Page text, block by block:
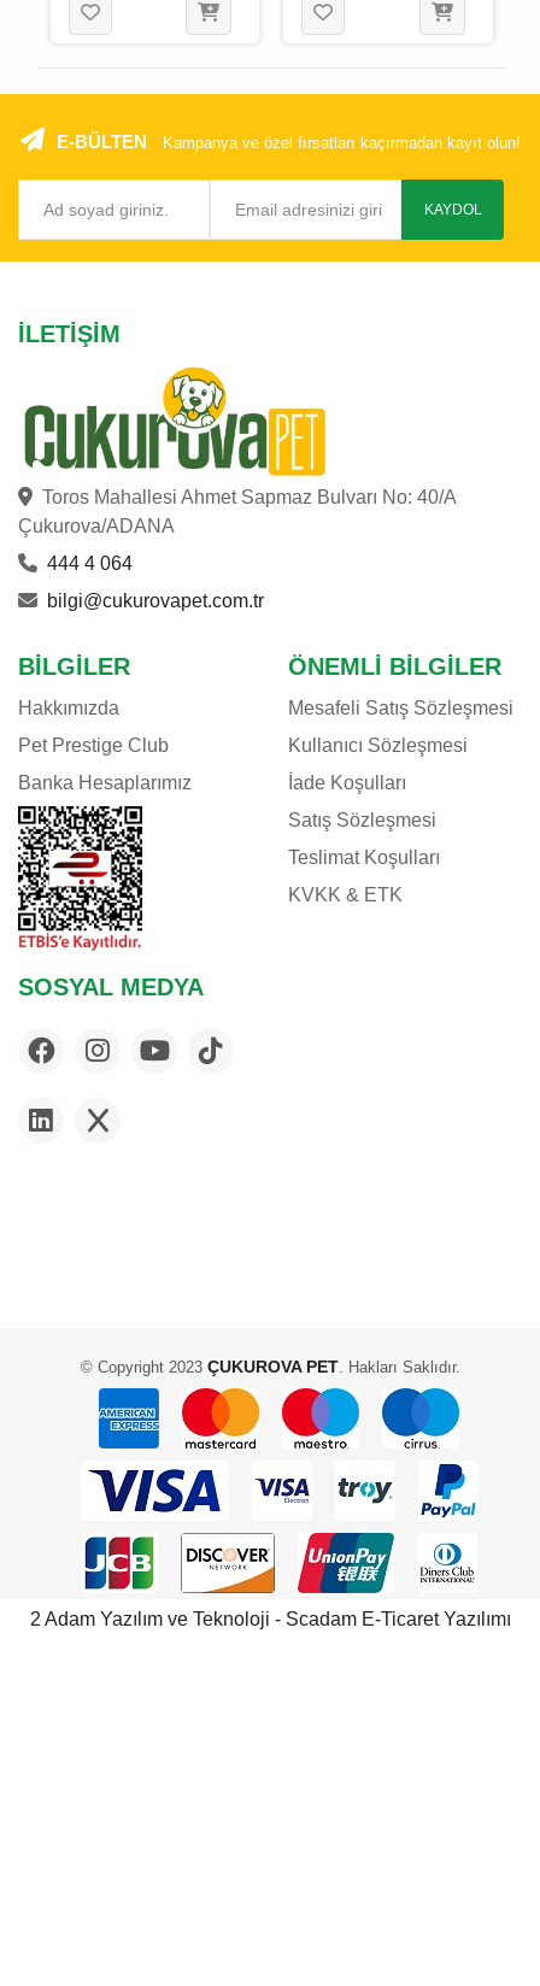
E-BÜLTEN Kampanya ve özel fırsatları kaçırmadan kayıt olun!
KAYDOL
İLETIŞIM
Toros Mahallesi Ahmet Sapmaz Bulvarı No: 40/A
Çukurova/ADANA
444 4 064
bilgi@cukurovapet.com.tr
BILGILER
Hakkımızda
Pet Prestige Club
Banka Hesaplarımız
ÖNEMLI BILGILER
Mesafeli Satış Sözleşmesi
Kullanıcı Sözleşmesi
İade Koşulları
Satış Sözleşmesi
Teslimat Koşulları
KVKK & ETK
SOSYAL MEDYA
© Copyright 2023ÇUKUROVA PET. Hakları Saklıdır.
2 Adam Yazılım ve Teknoloji - Scadam E-Ticaret Yazılımı